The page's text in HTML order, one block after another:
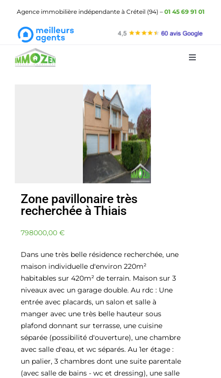
contenu
Agence immobilière indépendante à Créteil (94) – 01 45 69 91 01
Toggle
Les biens à vendre
Demander une estimation
Zone pavillonaire très
recherchée à Thiais
798000,00 €
Dans une très belle résidence recherchée, une
maison individuelle d'environ 220m²
habitables sur 420m² de terrain. Maison sur 3
niveaux avec un garage double. Au rdc : Une
entrée avec placards, un salon et salle à
manger avec une très belle hauteur sous
plafond donnant sur terrasse, une cuisine
séparée (possibilité d'ouverture), une chambre
avec salle d'eau, et wc séparés. Au 1er étage :
un palier, 3 chambres dont une suite parentale
(avec salle de bains - wc et dressing), une salle